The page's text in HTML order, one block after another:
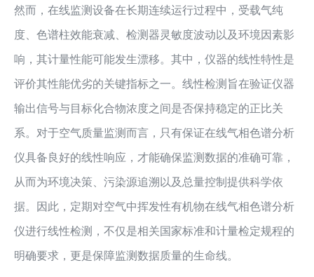
然而，在线监测设备在长期连续运行过程中，受载气纯
度、色谱柱效能衰减、检测器灵敏度波动以及环境因素影
响，其计量性能可能发生漂移。其中，仪器的线性特性是
评价其性能优劣的关键指标之一。线性检测旨在验证仪器
输出信号与目标化合物浓度之间是否保持稳定的正比关
系。对于空气质量监测而言，只有保证在线气相色谱分析
仪具备良好的线性响应，才能确保监测数据的准确可靠，
从而为环境决策、污染源追溯以及总量控制提供科学依
据。因此，定期对空气中挥发性有机物在线气相色谱分析
仪进行线性检测，不仅是相关国家标准和计量检定规程的
明确要求，更是保障监测数据质量的生命线。